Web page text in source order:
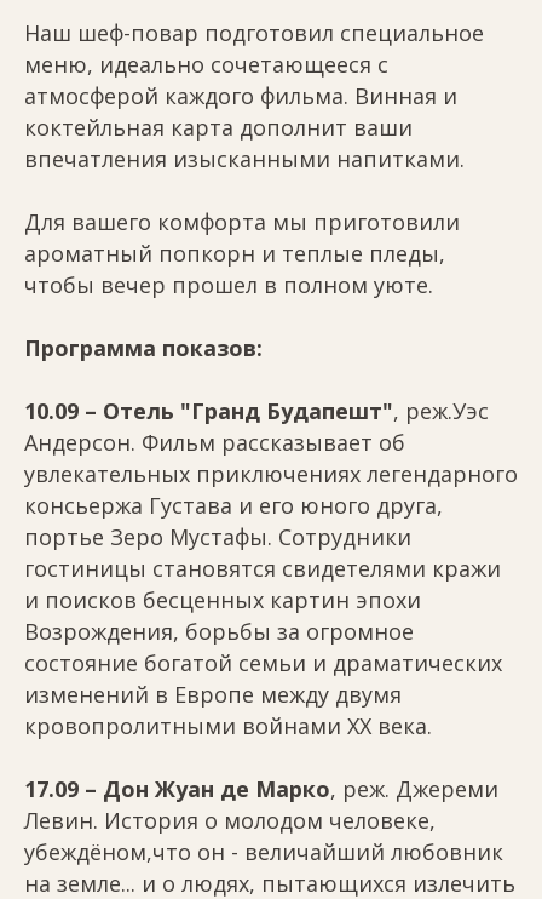
Наш шеф-повар подготовил специальное
меню, идеально сочетающееся с
атмосферой каждого фильма. Винная и
коктейльная карта дополнит ваши
впечатления изысканными напитками.
Для вашего комфорта мы приготовили
ароматный попкорн и теплые пледы,
чтобы вечер прошел в полном уюте.
Программа показов:
10.09 – Отель "Гранд Будапешт", реж.Уэс
Андерсон. Фильм рассказывает об
увлекательных приключениях легендарного
консьержа Густава и его юного друга,
портье Зеро Мустафы. Сотрудники
гостиницы становятся свидетелями кражи
и поисков бесценных картин эпохи
Возрождения, борьбы за огромное
состояние богатой семьи и драматических
изменений в Европе между двумя
кровопролитными войнами XX века.
17.09 – Дон Жуан де Марко, реж. Джереми
Левин. История о молодом человеке,
убеждёном,что он - величайший любовник
на земле... и о людях, пытающихся излечить